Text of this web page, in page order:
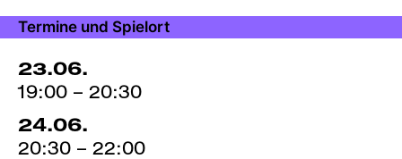
Termine und Spielort
23.06.
19:00 – 20:30
24.06.
20:30 – 22:00